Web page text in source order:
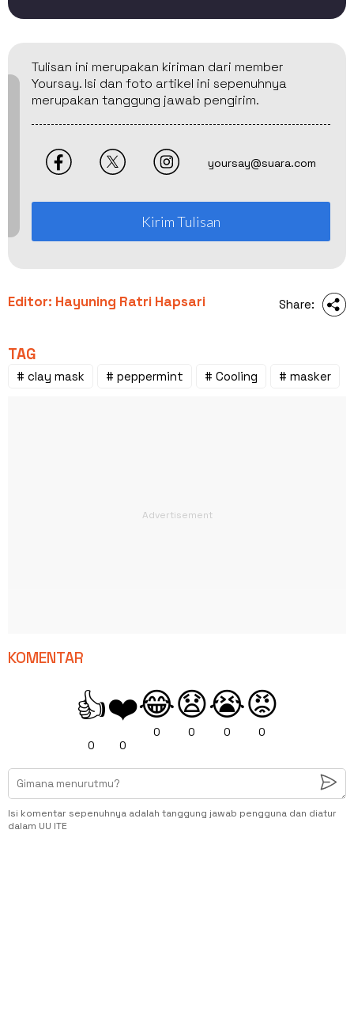
Tulisan ini merupakan kiriman dari member
Yoursay. Isi dan foto artikel ini sepenuhnya
merupakan tanggung jawab pengirim.
yoursay@suara.com
Kirim Tulisan
Editor: Hayuning Ratri Hapsari Share:
TAG
# clay mask # peppermint # Cooling # masker
KOMENTAR
👍
0
❤️
0
😂
0
😧
0
😭
0
😡
0
Isi komentar sepenuhnya adalah tanggung jawab pengguna dan diatur
dalam UU ITE